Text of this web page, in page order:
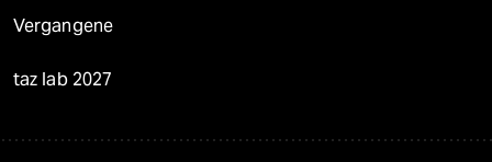
Vergangene
taz lab 2027